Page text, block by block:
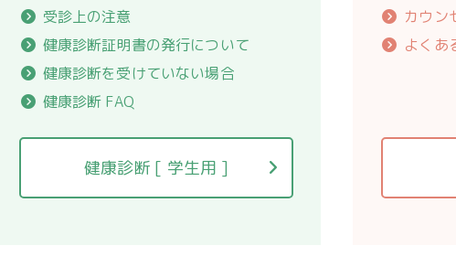
受診上の注意
健康診断証明書の発行について
健康診断を受けていない場合
健康診断 FAQ
健康診断 [ 学生用 ]
カウン
よくあ